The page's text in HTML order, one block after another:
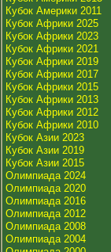
Кубок Америки 2011
Кубок Африки 2025
Кубок Африки 2023
Кубок Африки 2021
Кубок Африки 2019
Кубок Африки 2017
Кубок Африки 2015
Кубок Африки 2013
Кубок Африки 2012
Кубок Африки 2010
Кубок Азии 2023
Кубок Азии 2019
Кубок Азии 2015
Олимпиада 2024
Олимпиада 2020
Олимпиада 2016
Олимпиада 2012
Олимпиада 2008
Олимпиада 2004